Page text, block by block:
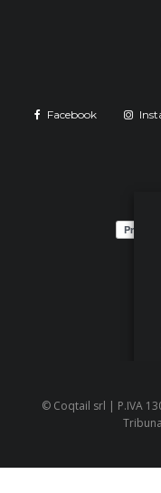
Facebook
© Coqtail srl | P.IVA